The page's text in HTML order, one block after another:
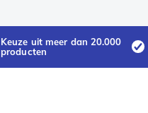
Keuze uit meer dan 20.000
producten